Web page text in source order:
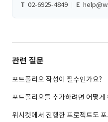
T 02-6925-4849 E
관련 질문
포트폴리오 작성이 필수인가요?
포트폴리오를 추가하려면 어떻게
위시켓에서 진행한 프로젝트도